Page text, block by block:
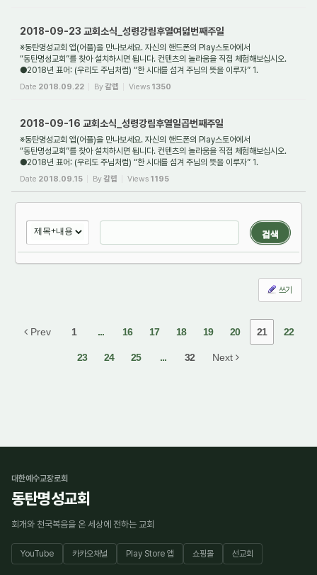
2018-09-23 교회소식_성령강림후열여덟번째주일
※동탄명성교회 앱(어플)을 만나보세요. 자신의 핸드폰의 Play스토어에서
“동탄명성교회”를 찾아 설치하시면 됩니다. 컨텐츠의 놀라움을 직접 체험해보십시오.
●2018년 표어: (우리도 주님처럼) “한 시대를 섬겨 주님의 뜻을 이루자” 1.
Date 2018.09.22 By갈렙 Views 1350
2018-09-16 교회소식_성령강림후열일곱번째주일
※동탄명성교회 앱(어플)을 만나보세요. 자신의 핸드폰의 Play스토어에서
“동탄명성교회”를 찾아 설치하시면 됩니다. 컨텐츠의 놀라움을 직접 체험해보십시오.
●2018년 표어: (우리도 주님처럼) “한 시대를 섬겨 주님의 뜻을 이루자” 1.
Date 2018.09.15 By갈렙 Views 1195
검색
쓰기
Prev 1 ... 16 17 18 19 20 21 22
23 24 25 ... 32 Next
대한예수교장로회
동탄명성교회
회개와 천국복음을 온 세상에 전하는 교회
YouTube 카카오채널 Play Store 앱 쇼핑몰 선교회